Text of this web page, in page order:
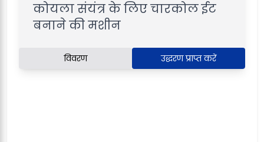
कोयला संयंत्र के लिए चारकोल ईट
बनाने की मशीन
विवरण उद्धरण प्राप्त करें